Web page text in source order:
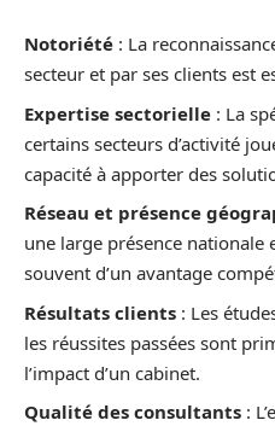
Notoriété : La
secteur et par ses clients est
Expertise sectorielle : La
certains secteurs d’activité
capacité à apporter des
Réseau et présence
une large présence
souvent d’un avantage
Résultats clients : Les
les réussites passées sont
l’impact d’un cabinet.
Qualité des consultants :